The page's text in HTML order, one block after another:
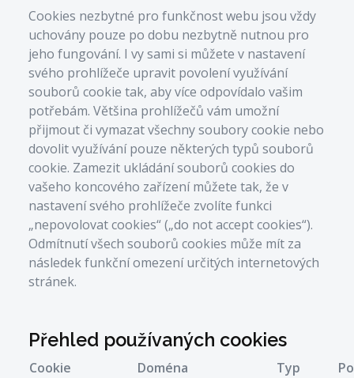
Cookies nezbytné pro funkčnost webu jsou vždy
uchovány pouze po dobu nezbytně nutnou pro
jeho fungování. I vy sami si můžete v nastavení
svého prohlížeče upravit povolení využívání
souborů cookie tak, aby více odpovídalo vašim
potřebám. Většina prohlížečů vám umožní
přijmout či vymazat všechny soubory cookie nebo
dovolit využívání pouze některých typů souborů
cookie. Zamezit ukládání souborů cookies do
vašeho koncového zařízení můžete tak, že v
nastavení svého prohlížeče zvolíte funkci
„nepovolovat cookies“ („do not accept cookies“).
Odmítnutí všech souborů cookies může mít za
následek funkční omezení určitých internetových
stránek.
Přehled používaných cookies
Cookie Doména Typ